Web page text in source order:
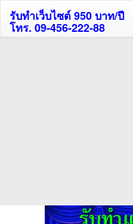
รับทำเว็บไซต์ 950 บาท/ปี
โทร. 09-456-222-88